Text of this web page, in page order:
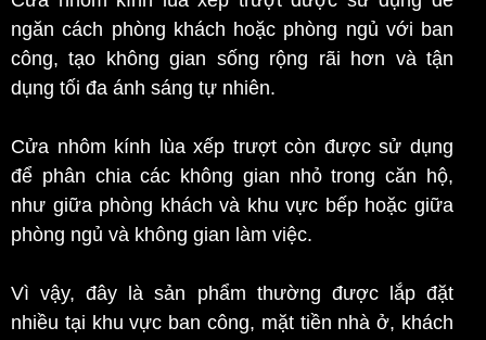
ngăn cách phòng khách hoặc phòng ngủ với ban
công, tạo không gian sống rộng rãi hơn và tận
dụng tối đa ánh sáng tự nhiên.
Cửa nhôm kính lùa xếp trượt còn được sử dụng
để phân chia các không gian nhỏ trong căn hộ,
như giữa phòng khách và khu vực bếp hoặc giữa
phòng ngủ và không gian làm việc.
Vì vậy, đây là sản phẩm thường được lắp đặt
nhiều tại khu vực ban công, mặt tiền nhà ở, khách